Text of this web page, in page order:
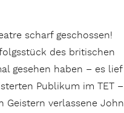
scharf geschossen!
des britischen
gesehen haben – es lief
Publikum im TET –
verlassene John